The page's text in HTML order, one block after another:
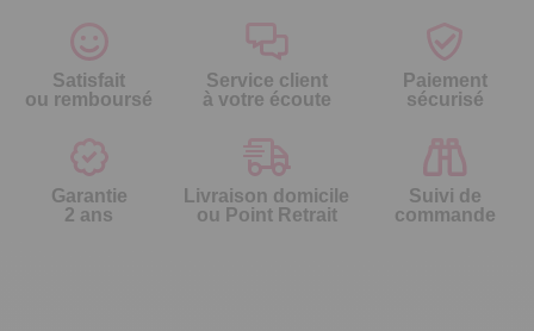
Satisfait
ou remboursé
Service client
à votre écoute
Paiement
sécurisé
Garantie
2 ans
Livraison domicile
ou Point Retrait
Suivi de
commande